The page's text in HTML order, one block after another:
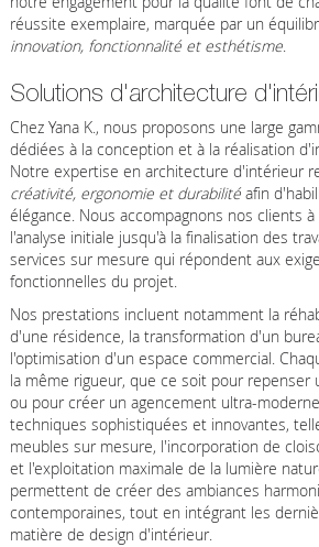
réussite exemplaire, marquée par un
innovation, fonctionnalité et esthétisme.
Solutions d'architecture
Chez Yana K., nous proposons une large
dédiées à la conception et à la réalisation
Notre expertise en architecture d'intérieur
créativité, ergonomie et durabilitéafin
élégance. Nous accompagnons nos clients
l'analyse initiale jusqu'à la finalisation des
services sur mesure qui répondent aux
fonctionnelles du projet.
Nos prestations incluent notamment la
d'une résidence, la transformation d'un
l'optimisation d'un espace commercial.
la même rigueur, que ce soit pour repenser
ou pour créer un agencement ultra-
techniques sophistiquées et innovantes,
meubles sur mesure, l'incorporation de
et l'exploitation maximale de la lumière
permettent de créer des ambiances
contemporaines, tout en intégrant les
matière de design d'intérieur.